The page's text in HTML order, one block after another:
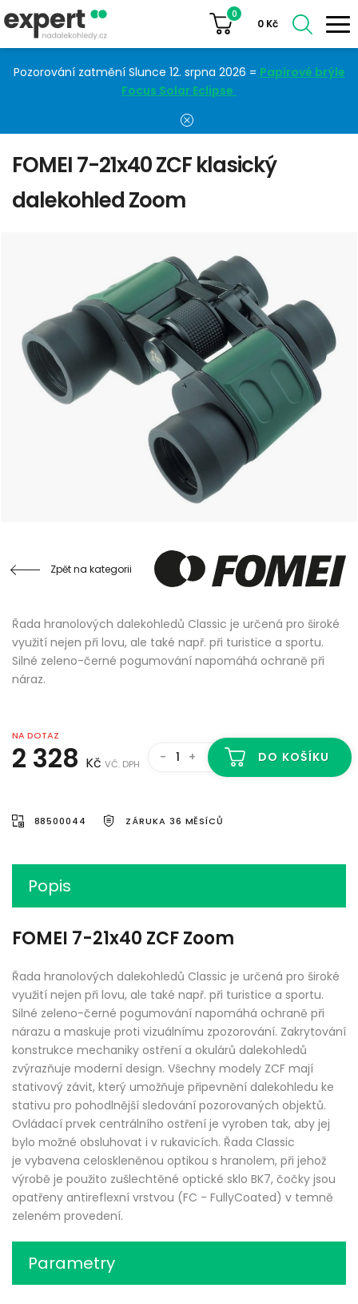
Pozorování zatmění Slunce 12. srpna 2026 = Papírové brýle
Focus Solar Eclipse
0
0 Kč
FOMEI 7-21x40 ZCF klasický
dalekohled Zoom
Zpět na kategorii
Řada hranolových dalekohledů Classic je určená pro široké
využití nejen při lovu, ale také např. při turistice a sportu.
Silné zeleno-černé pogumování napomáhá ochraně při
náraz.
NA DOTAZ
2 328 Kč VČ. DPH - + DO KOŠÍKU
88500044 ZÁRUKA 36 MĚSÍCŮ
Popis
FOMEI 7-21x40 ZCF Zoom
Řada hranolových dalekohledů Classic je určená pro široké
využití nejen při lovu, ale také např. při turistice a sportu.
Silné zeleno-černé pogumování napomáhá ochraně při
nárazu a maskuje proti vizuálnímu zpozorování. Zakrytování
konstrukce mechaniky ostření a okulárů dalekohledů
zvýrazňuje moderní design. Všechny modely ZCF mají
stativový závit, který umožňuje připevnění dalekohledu ke
stativu pro pohodlnější sledování pozorovaných objektů.
Ovládací prvek centrálního ostření je vyroben tak, aby jej
bylo možné obsluhovat i v rukavicích. Řada Classic
je vybavena celoskleněnou optikou s hranolem, při jehož
výrobě je použito zušlechtěné optické sklo BK7, čočky jsou
opatřeny antireflexní vrstvou (FC - FullyCoated) v temně
zeleném provedení.
Parametry